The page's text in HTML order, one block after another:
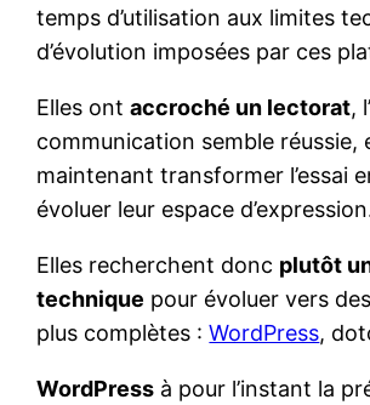
temps d’utilisation aux limites
d’évolution imposées par ces
Elles ontaccroché un lectorat,
communication semble réussie,
maintenant transformer l’essai
évoluer leur espace
Elles recherchent donc plutôt
technique pour évoluer vers
plus complètes :WordPress,
WordPress à pour l’instant la